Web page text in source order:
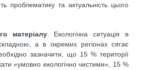
проблематику та актуальність цього
матеріалу. Екологічна ситуація в
а в окремих регіонах сягає
зазначити, що 15 % території
«умовно екологічно чистими», 15 %